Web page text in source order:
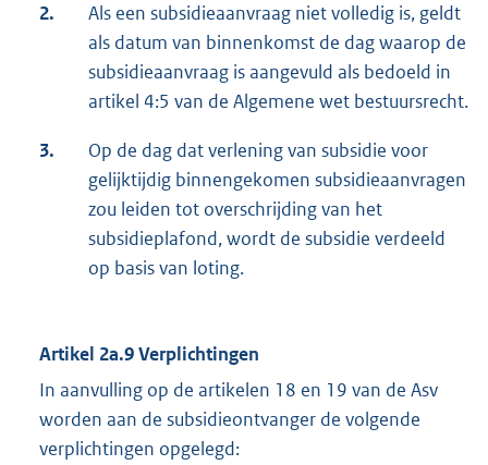
2.
Als een subsidieaanvraag niet volledig is, geldt
als datum van binnenkomst de dag waarop de
subsidieaanvraag is aangevuld als bedoeld in
artikel 4:5 van de Algemene wet bestuursrecht.
3.
Op de dag dat verlening van subsidie voor
gelijktijdig binnengekomen subsidieaanvragen
zou leiden tot overschrijding van het
subsidieplafond, wordt de subsidie verdeeld
op basis van loting.
Artikel 2a.9 Verplichtingen
In aanvulling op de artikelen 18 en 19 van de Asv
worden aan de subsidieontvanger de volgende
verplichtingen opgelegd: